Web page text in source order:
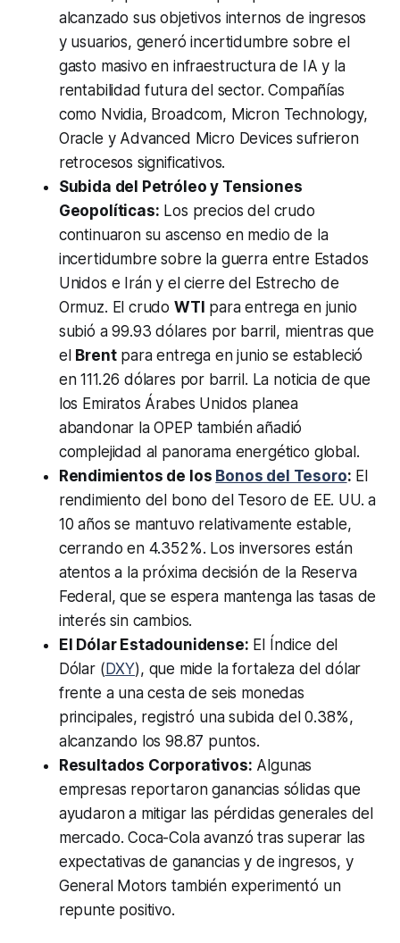
alcanzado sus objetivos internos de ingresos
y usuarios, generó incertidumbre sobre el
gasto masivo en infraestructura de IA y la
rentabilidad futura del sector. Compañías
como Nvidia, Broadcom, Micron Technology,
Oracle y Advanced Micro Devices sufrieron
retrocesos significativos.
Subida del Petróleo y Tensiones
Geopolíticas: Los precios del crudo
continuaron su ascenso en medio de la
incertidumbre sobre la guerra entre Estados
Unidos e Irán y el cierre del Estrecho de
Ormuz. El crudo WTI para entrega en junio
subió a 99.93 dólares por barril, mientras que
el Brentpara entrega en junio se estableció
en 111.26 dólares por barril. La noticia de que
los Emiratos Árabes Unidos planea
abandonar la OPEP también añadió
complejidad al panorama energético global.
Rendimientos de los Bonos del Tesoro: El
rendimiento del bono del Tesoro de EE. UU. a
10 años se mantuvo relativamente estable,
cerrando en 4.352%. Los inversores están
atentos a la próxima decisión de la Reserva
Federal, que se espera mantenga las tasas de
interés sin cambios.
El Dólar Estadounidense: El Índice del
Dólar ( DXY), que mide la fortaleza del dólar
frente a una cesta de seis monedas
principales, registró una subida del 0.38%,
alcanzando los 98.87 puntos.
Resultados Corporativos: Algunas
empresas reportaron ganancias sólidas que
ayudaron a mitigar las pérdidas generales del
mercado. Coca-Cola avanzó tras superar las
expectativas de ganancias y de ingresos, y
General Motors también experimentó un
repunte positivo.